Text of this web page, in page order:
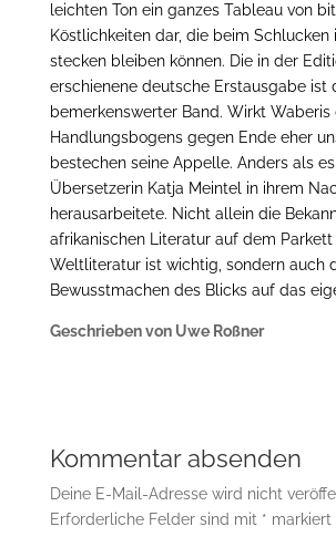
leichten Ton ein ganzes Tableau von
Köstlichkeiten dar, die beim Schlucken
stecken bleiben können. Die in der
erschienene deutsche Erstausgabe ist
bemerkenswerter Band. Wirkt Waberis
Handlungsbogens gegen Ende eher
bestechen seine Appelle. Anders als
Übersetzerin Katja Meintel in ihrem
herausarbeitete. Nicht allein die
afrikanischen Literatur auf dem
Weltliteratur ist wichtig, sondern auch
Bewusstmachen des Blicks auf das
Geschrieben von Uwe Roßner
Kommentar absenden
Deine E-Mail-Adresse wird nicht
Erforderliche Felder sind mit * markiert